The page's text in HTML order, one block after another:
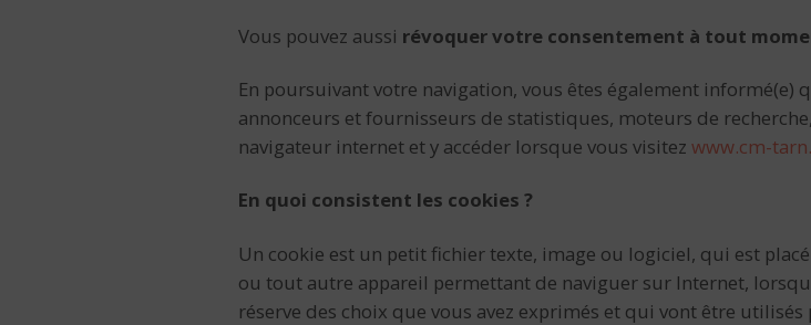
Vous pouvez aussi révoquer votre consentement à tout
En poursuivant votre navigation, vous êtes également informé(e)
annonceurs et fournisseurs de statistiques, moteurs de
navigateur internet et y accéder lorsque vous visitezwww.cm-
En quoi consistent les cookies ?
Un cookie est un petit fichier texte, image ou logiciel, qui est
ou tout autre appareil permettant de naviguer sur Internet,
réserve des choix que vous avez exprimés et qui vont être